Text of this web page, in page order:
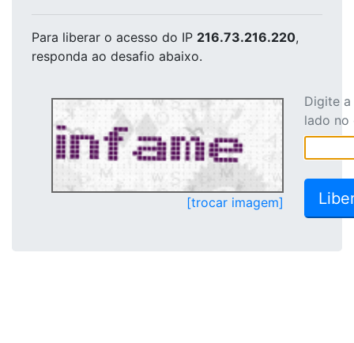
Para liberar o acesso do IP 216.73.216.220,
responda ao desafio abaixo.
[trocar imagem]
Digite
lado no